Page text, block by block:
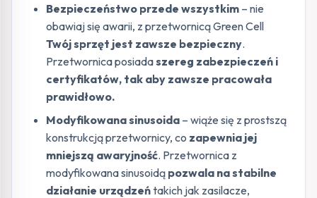
Bezpieczeństwo przede wszystkim – nie
obawiaj się awarii, z przetwornicą Green Cell
Twój sprzęt jest zawsze bezpieczny.
Przetwornica posiadaszereg zabezpieczeń i
certyfikatów, tak aby zawsze pracowała
prawidłowo.
Modyfikowana sinusoida – wiąże się z prostszą
konstrukcją przetwornicy, co zapewnia jej
mniejszą awaryjność. Przetwornica z
modyfikowana sinusoidą pozwala na stabilne
działanie urządzeńtakich jak zasilacze,